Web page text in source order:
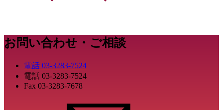
お問い合わせ・ご相談
電話 03-3283-7524
電話 03-3283-7524
Fax 03-3283-7678